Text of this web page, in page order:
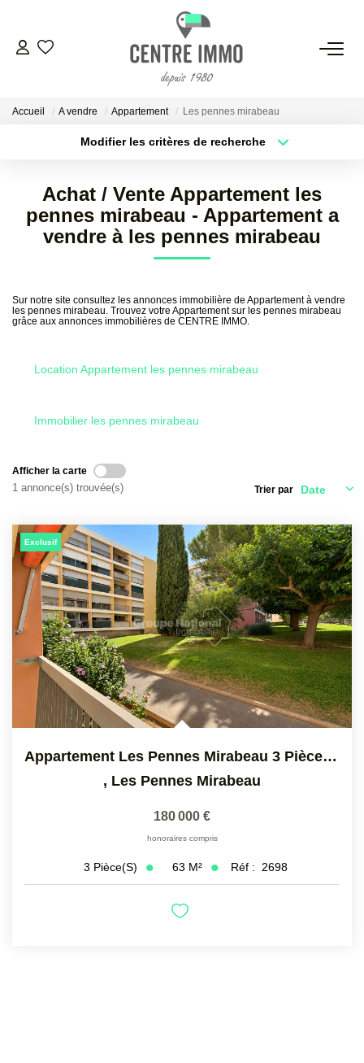
VENTES
ESTIMATION
NOS AGENCES
CONTACT
Accueil A vendre Appartement Les pennes mirabeau
Modifier les critères de recherche
Budget max
Plus de critères Créer une alerte
Achat / Vente Appartement les
pennes mirabeau - Appartement a
vendre à les pennes mirabeau
Sur notre site consultez les annonces immobilière de Appartement à vendre
les pennes mirabeau. Trouvez votre Appartement sur les pennes mirabeau
grâce aux annonces immobilières de CENTRE IMMO.
Location Appartement les pennes mirabeau
Immobilier les pennes mirabeau
Afficher la carte
1 annonce(s) trouvée(s) Trier par
Exclusif
Appartement Les Pennes Mirabeau 3 Pièce(s) 63 M2
, Les Pennes Mirabeau
180 000 €
honoraires compris
3 Pièce(s) 63 M² Réf : 2698